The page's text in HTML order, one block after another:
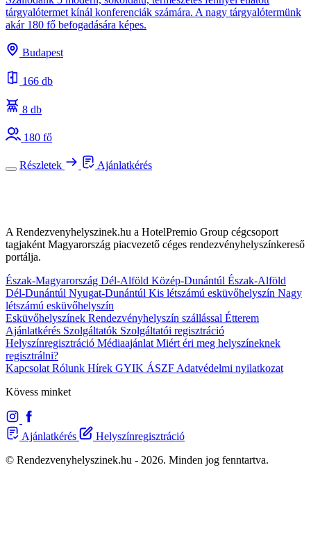
tárgyalótermet kínál konferenciák számára. A nagy tárgyalótermünk
akár 180 fő befogadására képes.
Budapest
166 db
8 db
180 fő
Részletek Ajánlatkérés
A Rendezvenyhelyszinek.hu a HotelPremio Group cégcsoport
tagjaként Magyarország piacvezető céges rendezvényhelyszínkereső
portálja.
Észak-Magyarország Dél-Alföld Közép-Dunántúl Észak-Alföld
Dél-Dunántúl Nyugat-Dunántúl Kis létszámú esküvőhelyszín Nagy
létszámú esküvőhelyszín
Esküvőhelyszínek Rendezvényhelyszín szállással Étterem
Ajánlatkérés Szolgáltatók Szolgáltatói regisztráció
Helyszínregisztráció Médiaajánlat Miért éri meg helyszíneknek
regisztrálni?
Kapcsolat Rólunk Hírek GYIK ÁSZF Adatvédelmi nyilatkozat
Kövess minket
Ajánlatkérés
Helyszínregisztráció
© Rendezvenyhelyszinek.hu - 2026. Minden jog fenntartva.